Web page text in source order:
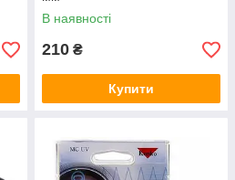
В наявності
210 ₴
Купити